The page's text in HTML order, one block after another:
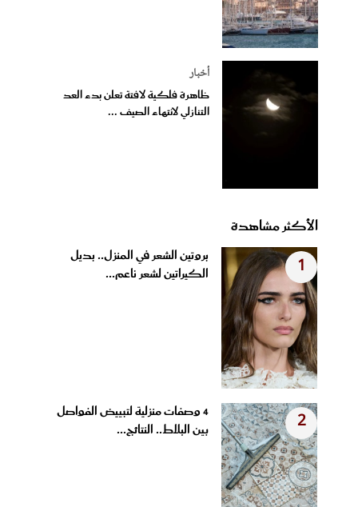
أخبار
ظاهرة فلكية لافتة تعلن بدء العد
التنازلي لانتهاء الصيف ...
الأكثر مشاهدة
1
بروتين الشعر في المنزل.. بديل
الكيراتين لشعر ناعم...
2
4 وصفات منزلية لتبييض الفواصل
بين البلاط.. النتائج...